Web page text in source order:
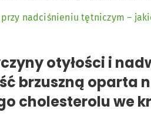
nadciśnieniu tętniczym –